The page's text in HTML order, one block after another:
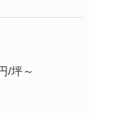
/坪～